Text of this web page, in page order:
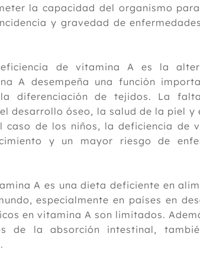
la capacidad del organismo
y gravedad de
de vitamina A es la
A desempeña una función
diferenciación de tejidos. La
desarrollo óseo, la salud de la piel y
caso de los niños, la deficiencia de
y un mayor riesgo de
A es una dieta deficiente en
especialmente en países en
en vitamina A son limitados.
de la absorción intestinal,